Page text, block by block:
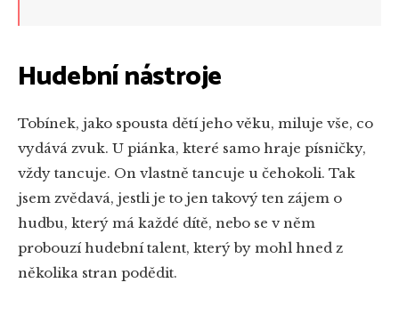
Hudební nástroje
Tobínek, jako spousta dětí jeho věku, miluje vše, co
vydává zvuk. U piánka, které samo hraje písničky,
vždy tancuje. On vlastně tancuje u čehokoli. Tak
jsem zvědavá, jestli je to jen takový ten zájem o
hudbu, který má každé dítě, nebo se v něm
probouzí hudební talent, který by mohl hned z
několika stran podědit.